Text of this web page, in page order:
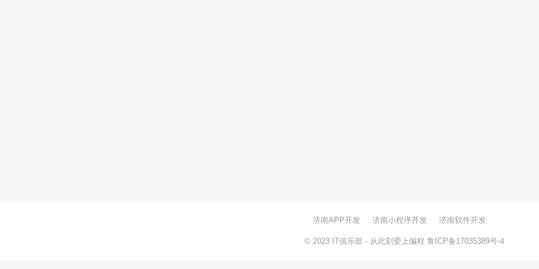
济南APP开发 济南小程序开发 济南软件开发
© 2023 IT俱乐部 - 从此刻爱上编程 鲁ICP备17035389号-4